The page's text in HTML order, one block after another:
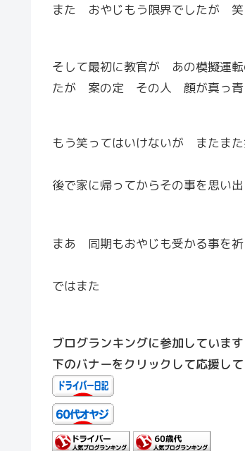
また おやじもう限界でしたが 笑
そして最初に教官が あの模擬運
たが 案の定 その人 顔が真っ青
もう笑ってはいけないが またま
後で家に帰ってからその事を思い
まあ 同期もおやじも受かる事を祈
ではまた
ブログランキングに参加しています
下のバナーをクリックして応援し